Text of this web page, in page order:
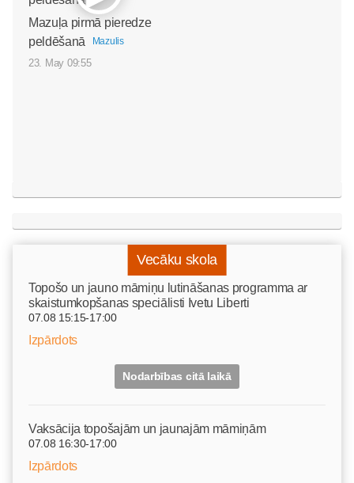
Mazuļa pirmā pieredze
peldēšanā
Mazulis
23. May 09:55
Vecāku skola
Topošo un jauno māmiņu lutināšanas programma ar
skaistumkopšanas speciālisti Ivetu Liberti
07.08 15:15-17:00
Izpārdots
Nodarbības citā laikā
Vaksācija topošajām un jaunajām māmiņām
07.08 16:30-17:00
Izpārdots